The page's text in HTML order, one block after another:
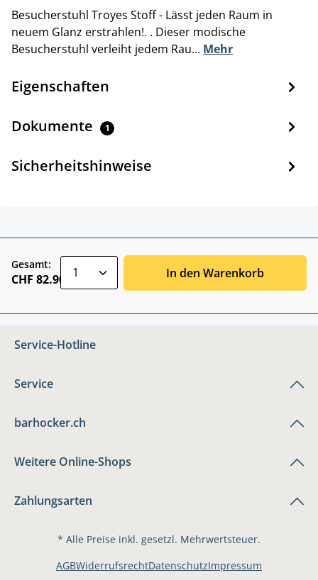
Besucherstuhl Troyes Stoff - Lässt jeden Raum in
neuem Glanz erstrahlen!. . Dieser modische
Besucherstuhl verleiht jedem Rau… Mehr
Eigenschaften
Dokumente 1
Sicherheitshinweise
Gesamt:
CHF 82.90 In den Warenkorb
Service-Hotline
Service
barhocker.ch
Weitere Online-Shops
Zahlungsarten
* Alle Preise inkl. gesetzl. Mehrwertsteuer.
AGBWiderrufsrechtDatenschutzImpressum